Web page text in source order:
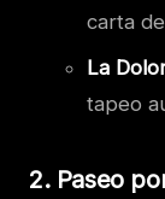
carta
La
tapeo
2. Paseo